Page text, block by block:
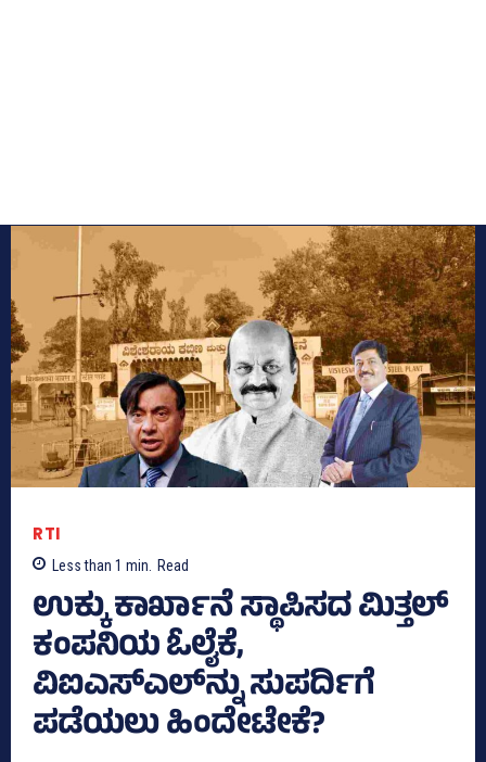
RTI
Less than 1 min. Read
ಉಕ್ಕು ಕಾರ್ಖಾನೆ ಸ್ಥಾಪಿಸದ ಮಿತ್ತಲ್‌
ಕಂಪನಿಯ ಓಲೈಕೆ,
ವಿಐಎಸ್‌ಎಲ್‌ನ್ನು ಸುಪರ್ದಿಗೆ
ಪಡೆಯಲು ಹಿಂದೇಟೇಕೆ?